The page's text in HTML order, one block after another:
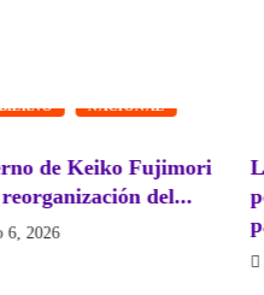
NACIONAL
de Keiko Fujimori
del...
6, 2026